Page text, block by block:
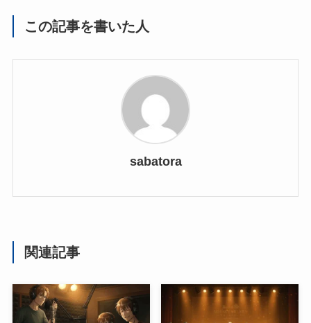
この記事を書いた人
sabatora
関連記事